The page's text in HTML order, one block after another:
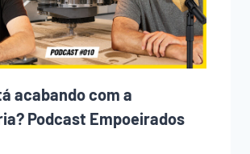
acabando com a
Podcast Empoeirados